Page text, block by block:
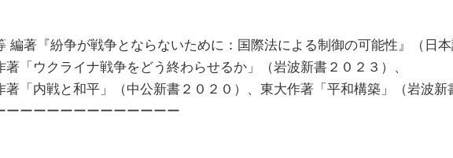
編著『紛争が戦争とならないために：国際法による制御の可能性』（日本
著「ウクライナ戦争をどう終わらせるか」（岩波新書２０２３）、
と和平」（中公新書２０２０）、東大作著「平和構築」（岩波新書
ーーーーーーーーーーーーー